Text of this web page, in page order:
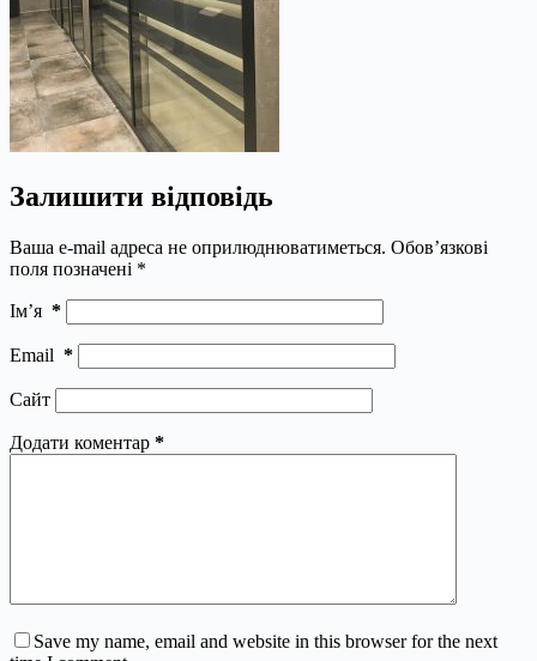
Залишити відповідь
Ваша e-mail адреса не оприлюднюватиметься. Обов’язкові
поля позначені *
Ім’я *
Email *
Сайт
Додати коментар *
Save my name, email and website in this browser for the next